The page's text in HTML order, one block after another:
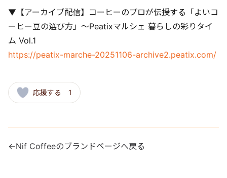
▼【アーカイブ配信】コーヒーのプロが伝授する「よいコ
ーヒー豆の選び方」〜Peatixマルシェ 暮らしの彩りタイ
ム Vol.1
https://peatix-marche-20251106-archive2.peatix.com/
応援する 1
←Nif Coffeeのブランドページへ戻る